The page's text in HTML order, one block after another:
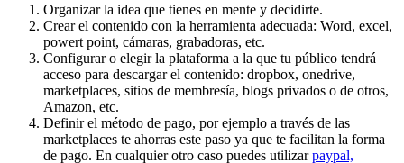
Organizar la idea que tienes en mente y decidirte.
Crear el contenido con la herramienta adecuada: Word, excel,
powert point, cámaras, grabadoras, etc.
Configurar o elegir la plataforma a la que tu público tendrá
acceso para descargar el contenido: dropbox, onedrive,
marketplaces, sitios de membresía, blogs privados o de otros,
Amazon, etc.
Definir el método de pago, por ejemplo a través de las
marketplaces te ahorras este paso ya que te facilitan la forma
de pago. En cualquier otro caso puedes utilizarpaypal,